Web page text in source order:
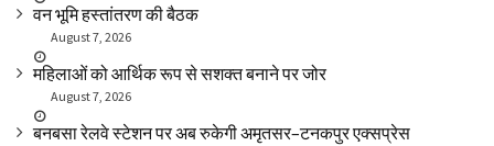
वन भूमि हस्तांतरण की बैठक
August 7, 2026
महिलाओं को आर्थिक रूप से सशक्त बनाने पर जोर
August 7, 2026
बनबसा रेलवे स्टेशन पर अब रुकेगी अमृतसर–टनकपुर एक्सप्रेस